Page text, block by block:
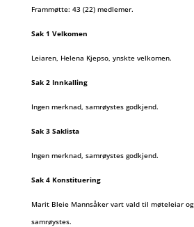
Frammøtte: 43 (22) medlemer.
Sak 1 Velkomen
Leiaren, Helena Kjepso, ynskte velkomen.
Sak 2 Innkalling
Ingen merknad, samrøystes godkjend.
Sak 3 Saklista
Ingen merknad, samrøystes godkjend.
Sak 4 Konstituering
Marit Bleie Mannsåker vart vald til møteleiar
samrøystes.